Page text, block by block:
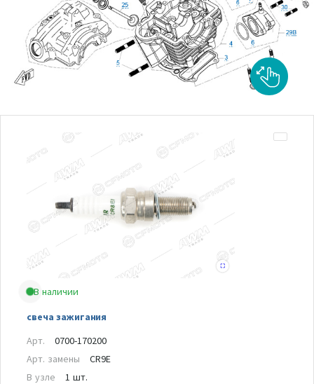
В наличии
свеча зажигания
Арт.
0700-170200
Арт. замены
CR9E
В узле
1 шт.